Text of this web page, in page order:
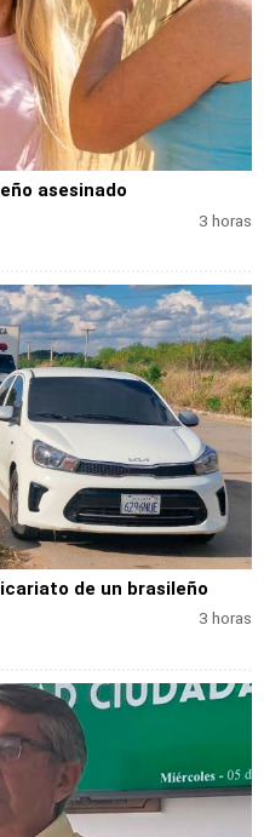
asesinado
3 horas
de un brasileño
3 horas